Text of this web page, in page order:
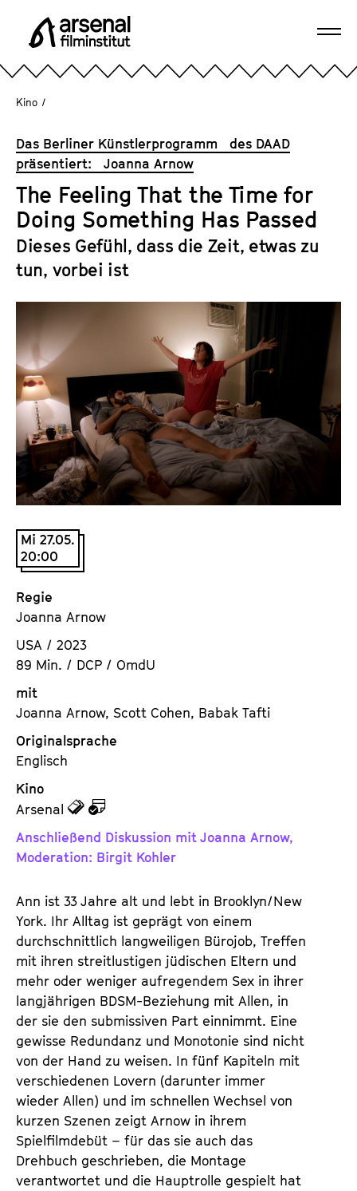
e r
s
n
a
l
i
l
m
i
t
i
t
u
t
e
.
.
Kino /
Das Berliner ­Künstlerprogramm des DAAD
präsentiert: Joanna Arnow
The Feeling That the Time for
Doing Something Has Passed
Dieses Gefühl, dass die Zeit, etwas zu
tun, vorbei ist
Mi 27.05.
20:00
Regie
Joanna Arnow
USA / 2023
89 Min. / DCP / OmdU
mit
Joanna Arnow, Scott Cohen, Babak Tafti
Originalsprache
Englisch
Kino
Arsenal
z
d
e
T
i
c
k
e
t
s
d
e
K
a
l
e
n
d
e
r
Anschließend Diskussion mit Joanna Arnow,
Moderation: Birgit Kohler
Ann ist 33 Jahre alt und lebt in Brooklyn/New
York. Ihr Alltag ist geprägt von einem
durchschnittlich langweiligen Bürojob, Treffen
mit ihren streitlustigen jüdischen Eltern und
mehr oder weniger aufregendem Sex in ihrer
langjährigen BDSM-Beziehung mit Allen, in
der sie den submissiven Part einnimmt. Eine
gewisse Redundanz und Monotonie sind nicht
von der Hand zu weisen. In fünf Kapiteln mit
verschiedenen Lovern (darunter immer
wieder Allen) und im schnellen Wechsel von
kurzen Szenen zeigt Arnow in ihrem
Spielfilmdebüt – für das sie auch das
Drehbuch geschrieben, die Montage
verantwortet und die Hauptrolle gespielt hat